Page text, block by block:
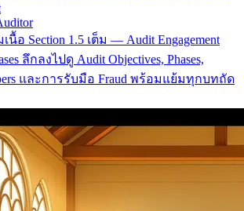
นื้อ Section 1.5 เต็ม — Audit Engagement
ลึกลงไปดู Audit Objectives, Phases,
และการรับมือ Fraud พร้อมแย้มทุกบทถัด